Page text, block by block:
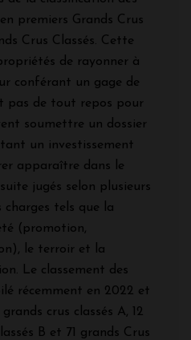
premiers Grands Crus
Crus Classés. Cette
de rayonner à
conférant un gage de
pas de tout repos pour
soumettre un dossier
un investissement
apparaître dans le
jugés selon plusieurs
charges tels que la
(promotion,
le terroir et la
Le classement des
récemment en 2022 et
crus classés A, 12
B et 71 grands Crus